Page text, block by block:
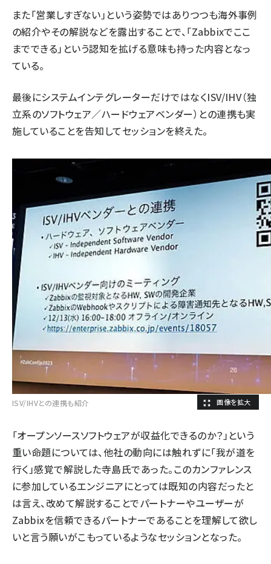
また「営業しすぎない」という姿勢ではありつつも海外事例
の紹介やその解説などを露出することで、「Zabbixでここ
までできる」という認知を拡げる意味も持った内容となっ
ている。
最後にシステムインテグレーターだけではなくISV/IHV（独
立系のソフトウェア／ハードウェアベンダー）との連携も実
施していることを告知してセッションを終えた。
ISV/IHVとの連携も紹介
「オープンソースソフトウェアが収益化できるのか？」という
重い命題については、他社の動向には触れずに「我が道を
行く」感覚で解説した寺島氏であった。このカンファレンス
に参加しているエンジニアにとっては既知の内容だったと
は言え、改めて解説することでパートナーやユーザーが
Zabbixを信頼できるパートナーであることを理解して欲し
いと言う願いがこもっているようなセッションとなった。